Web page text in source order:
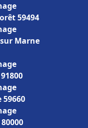
59494
Marne